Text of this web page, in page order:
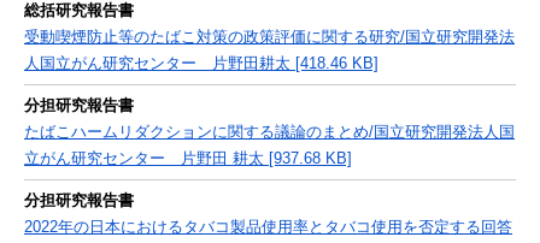
総括研究報告書
受動喫煙防止等のたばこ対策の政策評価に関する研究/国立研究開発法
人国立がん研究センター 片野田耕太 [418.46 KB]
分担研究報告書
たばこハームリダクションに関する議論のまとめ/国立研究開発法人国
立がん研究センター 片野田 耕太 [937.68 KB]
分担研究報告書
2022年の日本におけるタバコ製品使用率とタバコ使用を否定する回答